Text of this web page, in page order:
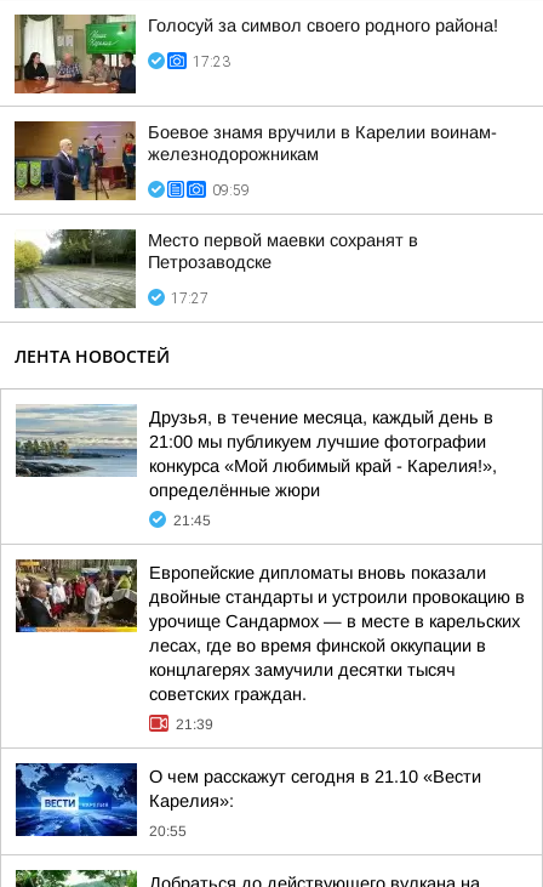
Голосуй за символ своего родного района!
17:23
Боевое знамя вручили в Карелии воинам-
железнодорожникам
09:59
Место первой маевки сохранят в
Петрозаводске
17:27
ЛЕНТА НОВОСТЕЙ
Друзья, в течение месяца, каждый день в
21:00 мы публикуем лучшие фотографии
конкурса «Мой любимый край - Карелия!»,
определённые жюри
21:45
Европейские дипломаты вновь показали
двойные стандарты и устроили провокацию в
урочище Сандармох — в месте в карельских
лесах, где во время финской оккупации в
концлагерях замучили десятки тысяч
советских граждан.
21:39
О чем расскажут сегодня в 21.10 «Вести
Карелия»:
20:55